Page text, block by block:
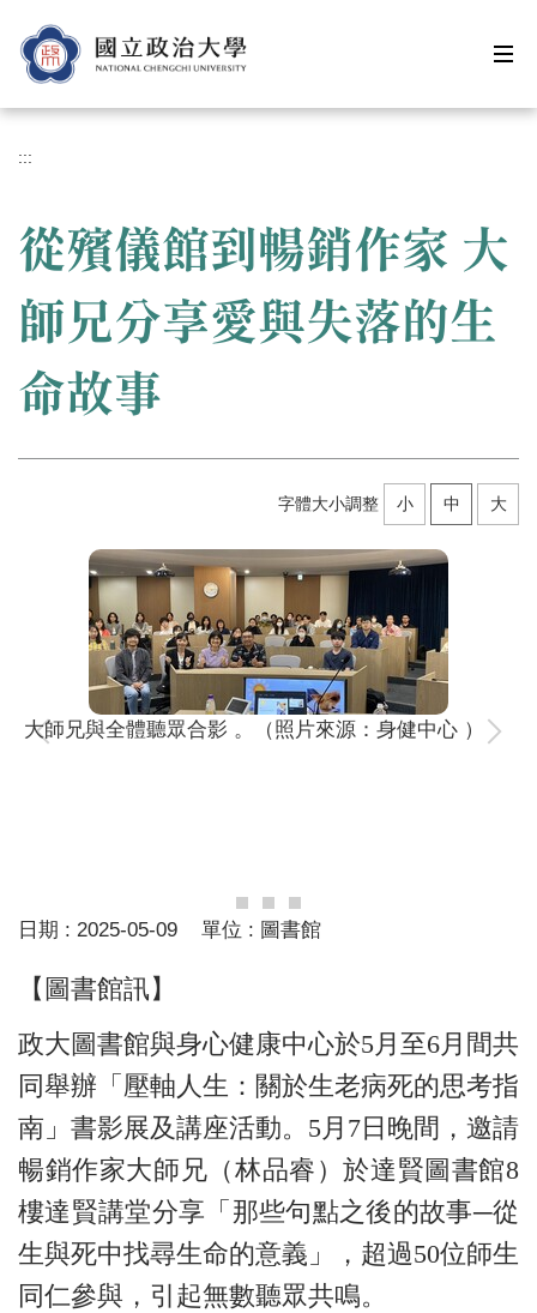
到
主
內
區
:::
從殯儀館到暢銷作家 大
師兄分享愛與失落的生
命故事
字體大小調整 小 中 大
大師兄與全體聽眾合影 。（照片來源：身健中心 ）
日期 : 2025-05-09 單位 : 圖書館
【圖書館訊】
政大圖書館與身心健康中心於5月至6月間共
同舉辦「壓軸人生：關於生老病死的思考指
南」書影展及講座活動。5月7日晚間，邀請
暢銷作家大師兄（林品睿）於達賢圖書館8
樓達賢講堂分享「那些句點之後的故事─從
生與死中找尋生命的意義」，超過50位師生
同仁參與，引起無數聽眾共鳴。